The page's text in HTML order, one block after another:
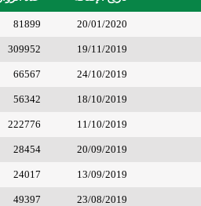
20/01/2020
81899
19/11/2019
309952
24/10/2019
66567
18/10/2019
56342
11/10/2019
222776
20/09/2019
28454
13/09/2019
24017
23/08/2019
49397